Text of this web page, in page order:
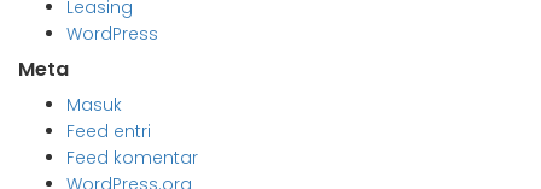
Leasing
WordPress
Meta
Masuk
Feed entri
Feed komentar